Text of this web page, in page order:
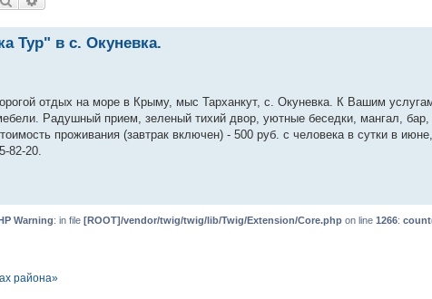
Тур" в с. Окуневка.
отдых на море в Крыму, мыс Тарханкут, с. Окуневка. К Вашим
Радушный прием, зеленый тихий двор, уютные беседки, мангал, бар,
проживания (завтрак включен) - 500 руб. с человека в сутки в
82-20.
Warning: in file [ROOT]/vendor/twig/twig/lib/Twig/Extension/Core.php on line 1266:
района»